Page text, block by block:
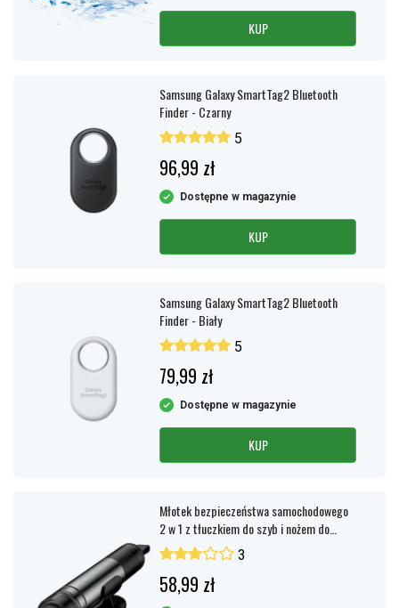
KUP
Samsung Galaxy SmartTag2 Bluetooth
Finder - Czarny
5
96,99 zł
Dostępne w magazynie
KUP
Samsung Galaxy SmartTag2 Bluetooth
Finder - Biały
5
79,99 zł
Dostępne w magazynie
KUP
Młotek bezpieczeństwa samochodowego
2 w 1 z tłuczkiem do szyb i nożem do
pasów – Srebrny 3
58,99 zł